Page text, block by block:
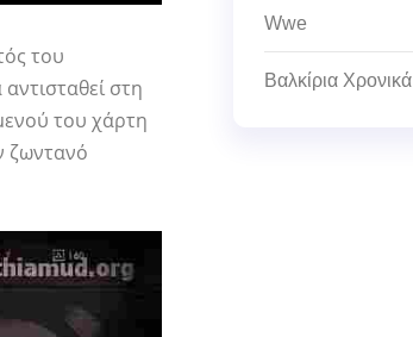
του
στη
του χάρτη
ζωντανό
Wwe
Βαλκίρια Χρονικά